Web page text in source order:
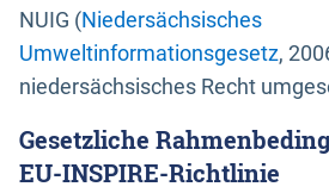
NUIG (Niedersächsisches
Umweltinformationsgesetz,
niedersächsisches Recht
Gesetzliche
EU-INSPIRE-Richtlinie